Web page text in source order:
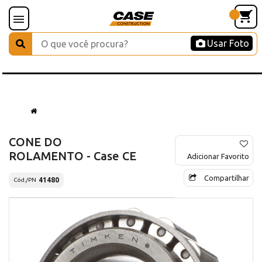
Usar Foto
CONE DO
ROLAMENTO - Case CE
Cód./PN 41480
Adicionar Favorito
Compartilhar